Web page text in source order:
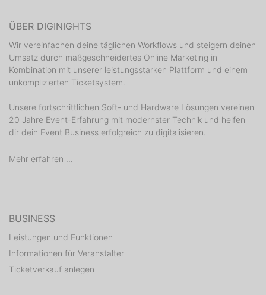
ÜBER DIGINIGHTS
Wir vereinfachen deine täglichen Workflows und steigern deinen
Umsatz durch maßgeschneidertes Online Marketing in
Kombination mit unserer leistungsstarken Plattform und einem
unkomplizierten Ticketsystem.
Unsere fortschrittlichen Soft- und Hardware Lösungen vereinen
20 Jahre Event-Erfahrung mit modernster Technik und helfen
dir dein Event Business erfolgreich zu digitalisieren.
Mehr erfahren ...
BUSINESS
Leistungen und Funktionen
Informationen für Veranstalter
Ticketverkauf anlegen